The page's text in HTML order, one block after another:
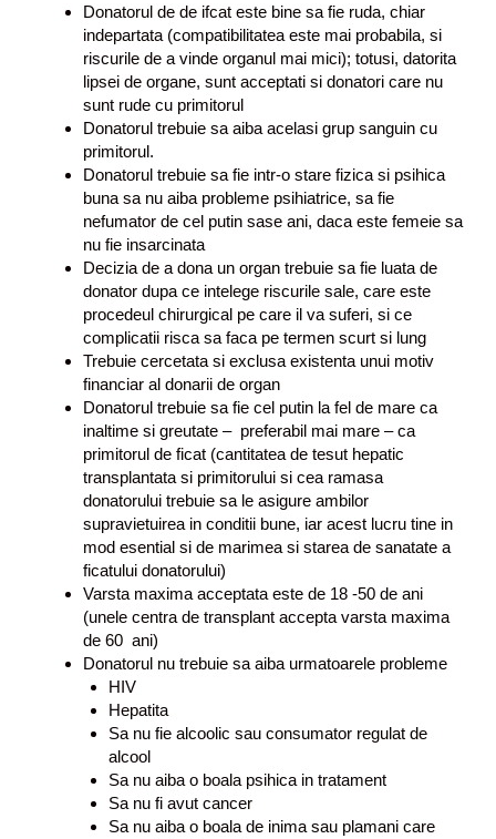
Donatorul de de ifcat este bine sa fie ruda, chiar
indepartata (compatibilitatea este mai probabila, si
riscurile de a vinde organul mai mici); totusi, datorita
lipsei de organe, sunt acceptati si donatori care nu
sunt rude cu primitorul
Donatorul trebuie sa aiba acelasi grup sanguin cu
primitorul.
Donatorul trebuie sa fie intr-o stare fizica si psihica
buna sa nu aiba probleme psihiatrice, sa fie
nefumator de cel putin sase ani, daca este femeie sa
nu fie insarcinata
Decizia de a dona un organ trebuie sa fie luata de
donator dupa ce intelege riscurile sale, care este
procedeul chirurgical pe care il va suferi, si ce
complicatii risca sa faca pe termen scurt si lung
Trebuie cercetata si exclusa existenta unui motiv
financiar al donarii de organ
Donatorul trebuie sa fie cel putin la fel de mare ca
inaltime si greutate – preferabil mai mare – ca
primitorul de ficat (cantitatea de tesut hepatic
transplantata si primitorului si cea ramasa
donatorului trebuie sa le asigure ambilor
supravietuirea in conditii bune, iar acest lucru tine in
mod esential si de marimea si starea de sanatate a
ficatului donatorului)
Varsta maxima acceptata este de 18 -50 de ani
(unele centra de transplant accepta varsta maxima
de 60 ani)
Donatorul nu trebuie sa aiba urmatoarele probleme
HIV
Hepatita
Sa nu fie alcoolic sau consumator regulat de
alcool
Sa nu aiba o boala psihica in tratament
Sa nu fi avut cancer
Sa nu aiba o boala de inima sau plamani care